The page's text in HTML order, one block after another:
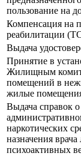
пользование на
Компенсация на
реабилитации
Выдача
Принятие в
Жилищным
помещений в
жилые
Выдача справок
наркотических
назначения
психоактивных